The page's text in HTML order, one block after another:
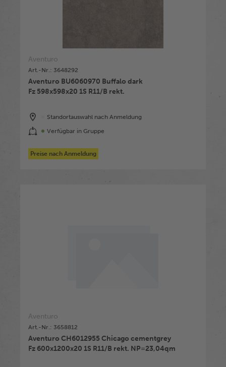
Aventuro
Art.-Nr.: 3648292
Aventuro BU6060970 Buffalo dark
Fz 598x598x20 1S R11/B rekt.
Standortauswahl nach Anmeldung
Verfügbar in Gruppe
Preise nach Anmeldung
Aventuro
Art.-Nr.: 3658812
Aventuro CH6012955 Chicago cementgrey
Fz 600x1200x20 1S R11/B rekt. NP=23,04qm